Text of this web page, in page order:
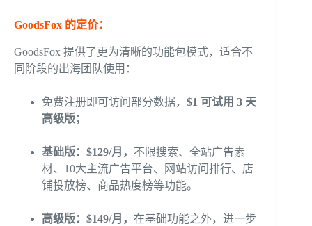
GoodsFox 的定价：
GoodsFox 提供了更为清晰的功能包模式，适合不
同阶段的出海团队使用：
免费注册即可访问部分数据， $1 可试用 3 天
高级版；
基础版：$129/月， 不限搜索、全站广告素
材、10大主流广告平台、网站访问排行、店
铺投放榜、商品热度榜等功能。
高级版：$149/月， 在基础功能之外，进一步